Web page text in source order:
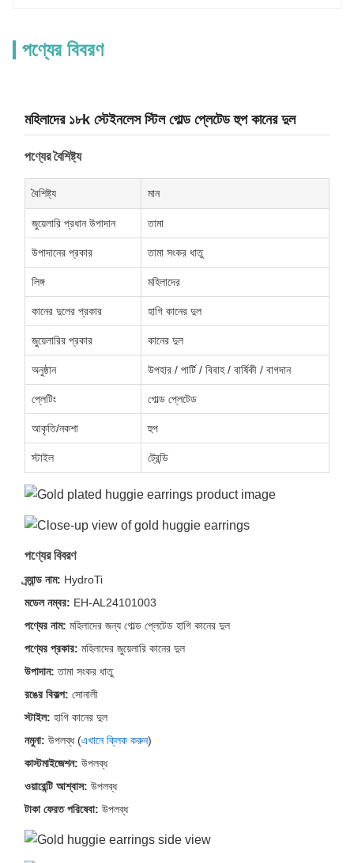
পণ্যের বিবরণ
মহিলাদের ১৮k স্টেইনলেস স্টিল গোল্ড প্লেটেড হুপ কানের দুল
পণ্যের বৈশিষ্ট্য
বৈশিষ্ট্য মান
জুয়েলারি প্রধান উপাদান তামা
উপাদানের প্রকার তামা সংকর ধাতু
লিঙ্গ মহিলাদের
কানের দুলের প্রকার হাগি কানের দুল
জুয়েলারির প্রকার কানের দুল
অনুষ্ঠান উপহার / পার্টি / বিবাহ / বার্ষিকী / বাগদান
প্লেটিং গোল্ড প্লেটেড
আকৃতি/নকশা হুপ
স্টাইল ট্রেন্ডি
পণ্যের বিবরণ
ব্র্যান্ড নাম: HydroTi
মডেল নম্বর: EH-AL24101003
পণ্যের নাম: মহিলাদের জন্য গোল্ড প্লেটেড হাগি কানের দুল
পণ্যের প্রকার: মহিলাদের জুয়েলারি কানের দুল
উপাদান: তামা সংকর ধাতু
রঙের বিকল্প: সোনালী
স্টাইল: হাগি কানের দুল
নমুনা: উপলব্ধ (এখানে ক্লিক করুন)
কাস্টমাইজেশন: উপলব্ধ
ওয়ারেন্টি আশ্বাস: উপলব্ধ
টাকা ফেরত পরিষেবা: উপলব্ধ